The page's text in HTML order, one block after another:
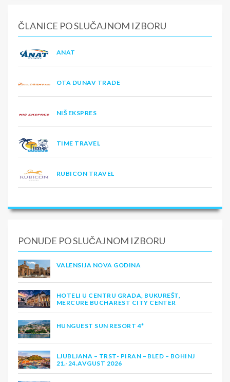
ČLANICE PO SLUČAJNOM IZBORU
ANAT
OTA DUNAV TRADE
NIŠ EKSPRES
TIME TRAVEL
RUBICON TRAVEL
PONUDE PO SLUČAJNOM IZBORU
VALENSIJA NOVA GODINA
HOTELI U CENTRU GRADA, BUKUREŠT,
MERCURE BUCHAREST CITY CENTER
HUNGUEST SUN RESORT 4*
LJUBLJANA – TRST- PIRAN – BLED – BOHINJ
21.-24.AVGUST 2026